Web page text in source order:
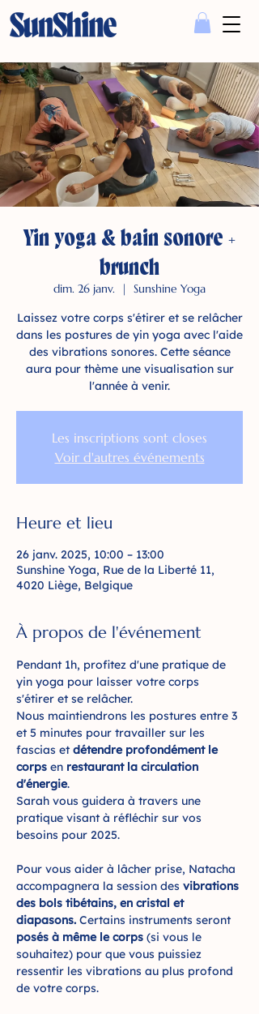
Yin yoga & bain sonore +
brunch
dim. 26 janv.
  |
Sunshine Yoga
Laissez votre corps s'étirer et se relâcher
dans les postures de yin yoga avec l'aide
des vibrations sonores. Cette séance
aura pour thème une visualisation sur
l'année à venir.
Les inscriptions sont closes
Voir d'autres événements
Heure et lieu
26 janv. 2025, 10:00 – 13:00
Sunshine Yoga, Rue de la Liberté 11,
4020 Liège, Belgique
À propos de l'événement
Pendant 1h, profitez d'une pratique de
yin yoga pour laisser votre corps
s'étirer et se relâcher.
Nous maintiendrons les postures entre 3
et 5 minutes pour travailler sur les
fascias et détendre profondément le
corps en restaurant la circulation
d'énergie.
Sarah vous guidera à travers une
pratique visant à réfléchir sur vos
besoins pour 2025.
Pour vous aider à lâcher prise, Natacha
accompagnera la session des vibrations
des bols tibétains, en cristal et
diapasons. Certains instruments seront
posés à même le corps (si vous le
souhaitez) pour que vous puissiez
ressentir les vibrations au plus profond
de votre corps.